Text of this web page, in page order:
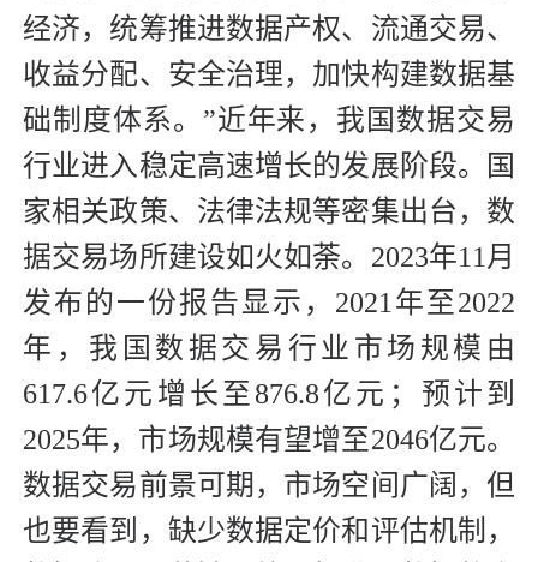
经济，统筹推进数据产权、流通交易、
收益分配、安全治理，加快构建数据基
础制度体系。”近年来，我国数据交易
行业进入稳定高速增长的发展阶段。国
家相关政策、法律法规等密集出台，数
据交易场所建设如火如荼。2023年11月
发布的一份报告显示，2021年至2022
年，我国数据交易行业市场规模由
617.6亿元增长至876.8亿元；预计到
2025年，市场规模有望增至2046亿元。
数据交易前景可期，市场空间广阔，但
也要看到，缺少数据定价和评估机制，